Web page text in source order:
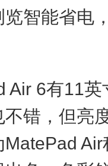
览智能省电
6有11英
错，但亮
MatePad